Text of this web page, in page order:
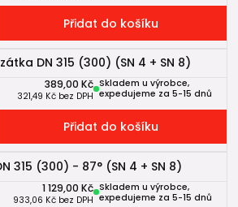
Přidat do košíku
DN 315 (300) (SN 4 + SN 8)
389,00 Kč
321,49 Kč bez DPH
Skladem u výrobce,
expedujeme za 5-15 dnů
Přidat do košíku
315 (300) - 87° (SN 4 + SN 8)
1 129,00 Kč
933,06 Kč bez DPH
Skladem u výrobce,
expedujeme za 5-15 dnů